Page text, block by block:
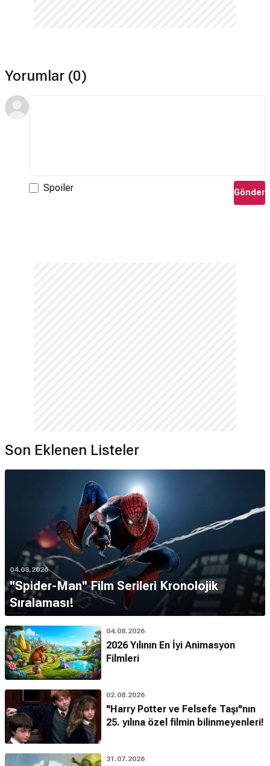
Yorumlar (0)
Spoiler Gönder
Son Eklenen Listeler
04.08.2026
''Spider-Man'' Film Serileri Kronolojik
Sıralaması!
04.08.2026
2026 Yılının En İyi Animasyon
Filmleri
02.08.2026
"Harry Potter ve Felsefe Taşı"nın
25. yılına özel filmin bilinmeyenleri!
31.07.2026